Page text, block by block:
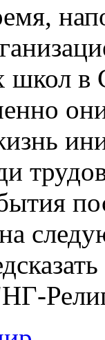
школ в